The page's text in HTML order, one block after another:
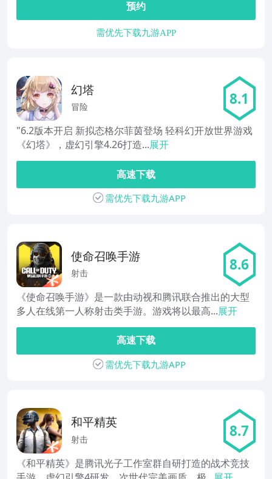
预约
需优先下载九游APP
幻塔
冒险 8.1
"6.2版本开启 新拟态格尔菲茵登场 轻科幻开放世界游戏
《幻塔》，虚幻引擎4.26打造...展开
高速下载
需优先下载九游APP
使命召唤手游
射击 8.6
《使命召唤手游》是一款由动视和腾讯联合推出的大型
多人在线第一人称射击类手游。游戏将以最高...展开
高速下载
需优先下载九游APP
和平精英
射击 8.7
《和平精英》是腾讯光子工作室群自研打造的战术竞技